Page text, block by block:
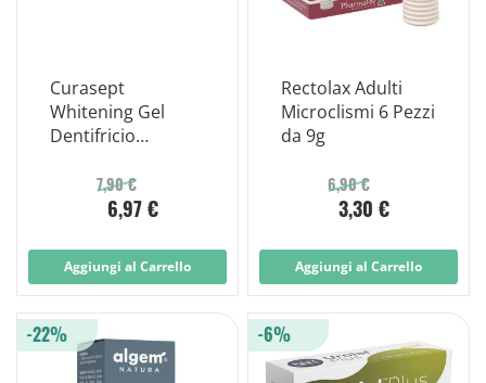
Curasept
Whitening Gel
Dentifricio
7,90 €
6,97 €
Aggiungi al Carrello
Rectolax Adulti
Microclismi 6 Pezzi
da 9g
6,90 €
3,30 €
Aggiungi al Carrello
-22% -6%